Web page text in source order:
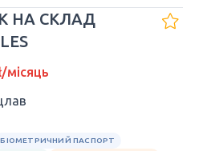
НА СКЛАД
місяць
БІОМЕТРИЧНИЙ ПАСПОРТ